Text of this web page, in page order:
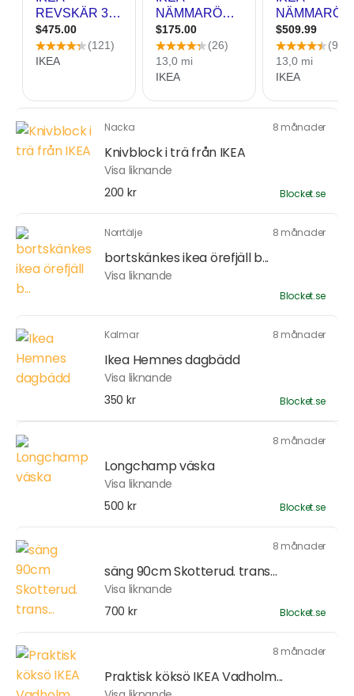
Nacka 8 månader
Knivblock i trä från IKEA
Visa liknande
200 kr
Blocket.se
Norrtälje 8 månader
bortskänkes ikea örefjäll b...
Visa liknande
Blocket.se
Kalmar 8 månader
Ikea Hemnes dagbädd
Visa liknande
350 kr
Blocket.se
8 månader
Longchamp väska
Visa liknande
500 kr
Blocket.se
8 månader
säng 90cm Skotterud. trans...
Visa liknande
700 kr
Blocket.se
8 månader
Praktisk köksö IKEA Vadholm...